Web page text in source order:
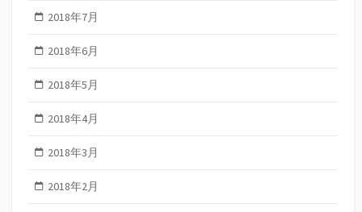
2018年7月
2018年6月
2018年5月
2018年4月
2018年3月
2018年2月